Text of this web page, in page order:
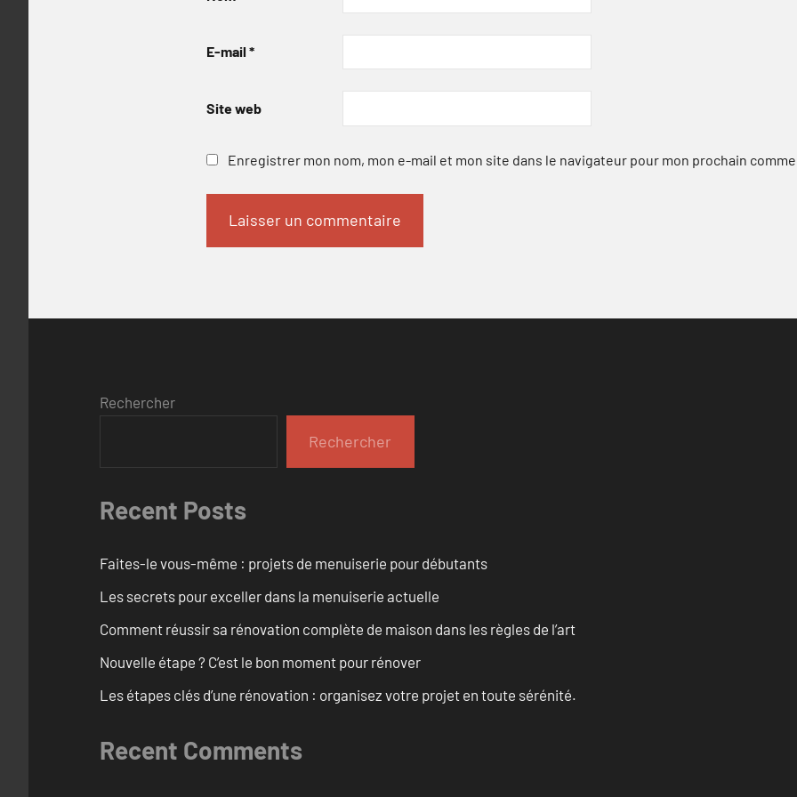
E-mail *
Site web
Enregistrer mon nom, mon e-mail et mon site dans le navigateur pour mon prochain
Rechercher
Rechercher
Recent Posts
Faites-le vous-même : projets de menuiserie pour débutants
Les secrets pour exceller dans la menuiserie actuelle
Comment réussir sa rénovation complète de maison dans les règles de l’art
Nouvelle étape ? C’est le bon moment pour rénover
Les étapes clés d’une rénovation : organisez votre projet en toute sérénité.
Recent Comments